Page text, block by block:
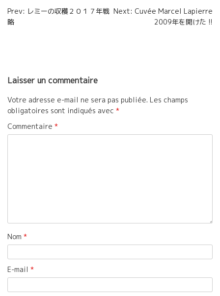
o
Navigation
de
Prev: レミーの収穫２０１７年戦
略
Next: Cuvée Marcel Lapierre
2009年を開けた !!
Laisser un commentaire
Votre adresse e-mail ne sera pas publiée. Les champs
obligatoires sont indiqués avec *
Commentaire *
Nom *
E-mail *